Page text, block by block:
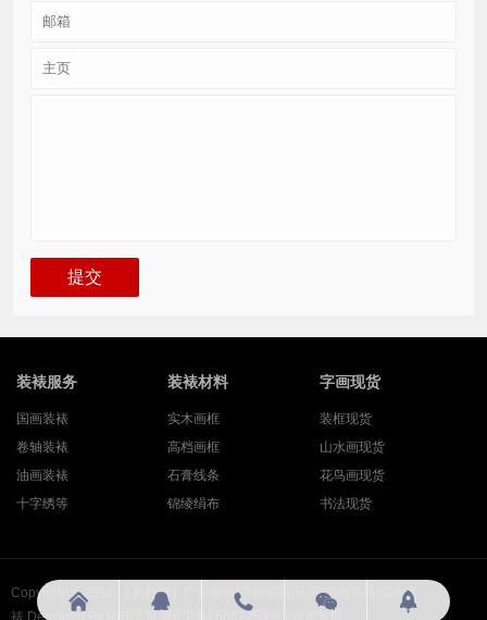
装裱服务
国画装裱
卷轴装裱
油画装裱
十字绣等
装裱材料
实木画框
高档画框
石膏线条
锦绫绢布
字画现货
装框现货
山水画现货
花鸟画现货
书法现货
Copyright © 2018
【凤林堂】广州装裱|字画装裱|裱画|书画装裱|国画装
裱 Designed By
    